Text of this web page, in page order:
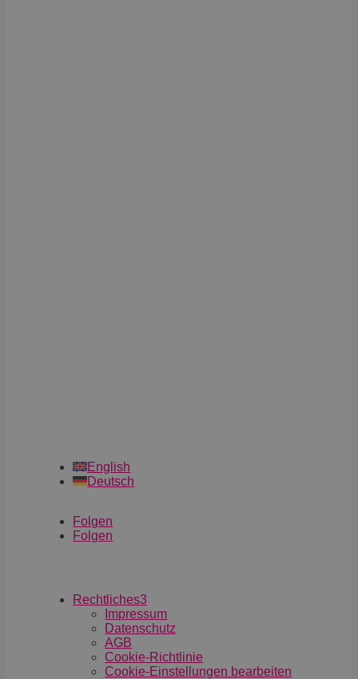
English
Deutsch
Folgen
Folgen
Rechtliches3
Impressum
Datenschutz
AGB
Cookie-Richtlinie
Cookie-Einstellungen bearbeiten